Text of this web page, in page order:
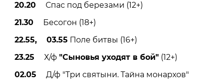
20.20 Спас под березами (12+)
21.30 Бесогон (18+)
22.55, 03.55 Поле битвы (16+)
23.25 Х/ф "Сыновья уходят в бой" (12+)
02.05 Д/ф "Три святыни. Тайна монархов"